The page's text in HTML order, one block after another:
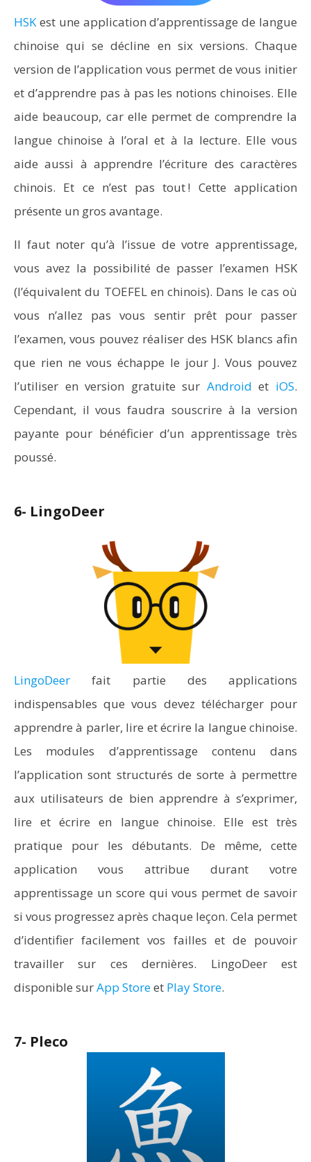
HSKest une application d’apprentissage de langue
chinoise qui se décline en six versions. Chaque
version de l’application vous permet de vous initier
et d’apprendre pas à pas les notions chinoises. Elle
aide beaucoup, car elle permet de comprendre la
langue chinoise à l’oral et à la lecture. Elle vous
aide aussi à apprendre l’écriture des caractères
chinois. Et ce n’est pas tout ! Cette application
présente un gros avantage.
Il faut noter qu’à l’issue de votre apprentissage,
vous avez la possibilité de passer l’examen HSK
(l’équivalent du TOEFEL en chinois). Dans le cas où
vous n’allez pas vous sentir prêt pour passer
l’examen, vous pouvez réaliser des HSK blancs afin
que rien ne vous échappe le jour J. Vous pouvez
l’utiliser en version gratuite sur Android et iOS.
Cependant, il vous faudra souscrire à la version
payante pour bénéficier d’un apprentissage très
poussé.
6- LingoDeer
LingoDeer fait partie des applications
indispensables que vous devez télécharger pour
apprendre à parler, lire et écrire la langue chinoise.
Les modules d’apprentissage contenu dans
l’application sont structurés de sorte à permettre
aux utilisateurs de bien apprendre à s’exprimer,
lire et écrire en langue chinoise. Elle est très
pratique pour les débutants. De même, cette
application vous attribue durant votre
apprentissage un score qui vous permet de savoir
si vous progressez après chaque leçon. Cela permet
d’identifier facilement vos failles et de pouvoir
travailler sur ces dernières. LingoDeer est
disponible surApp Storeet Play Store.
7- Pleco